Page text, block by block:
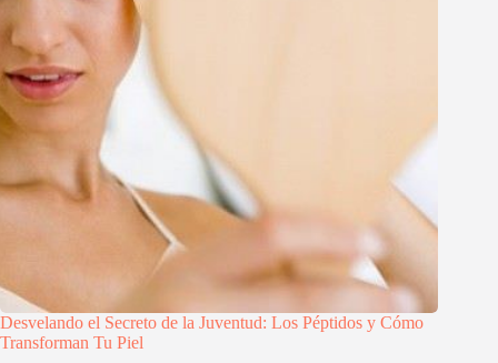
Desvelando el Secreto de la Juventud: Los Péptidos y Cómo
Transforman Tu Piel